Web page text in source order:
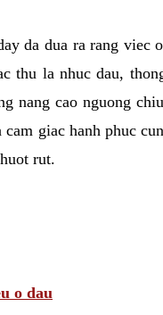
da dua ra rang
thu la nhuc dau,
nang cao nguong
giac hanh phuc
rut.
o dau